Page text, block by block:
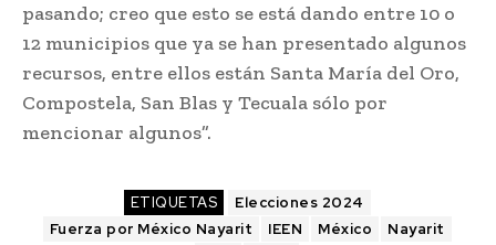
pasando; creo que esto se está dando entre 10 o
12 municipios que ya se han presentado algunos
recursos, entre ellos están Santa María del Oro,
Compostela, San Blas y Tecuala sólo por
mencionar algunos”.
ETIQUETAS
Elecciones 2024
Fuerza por México Nayarit
IEEN México
Nayarit